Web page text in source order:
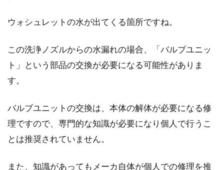
ウォシュレットの水が出てくる箇所ですね。
この洗浄ノズルからの水漏れの場合、「バルブユニッ
ト」という部品の交換が必要になる可能性がありま
す。
バルブユニットの交換は、本体の解体が必要になる修
理ですので、専門的な知識が必要になり個人で行うこ
とは推奨されていません。
また、知識があってもメーカ自体が個人での修理を推